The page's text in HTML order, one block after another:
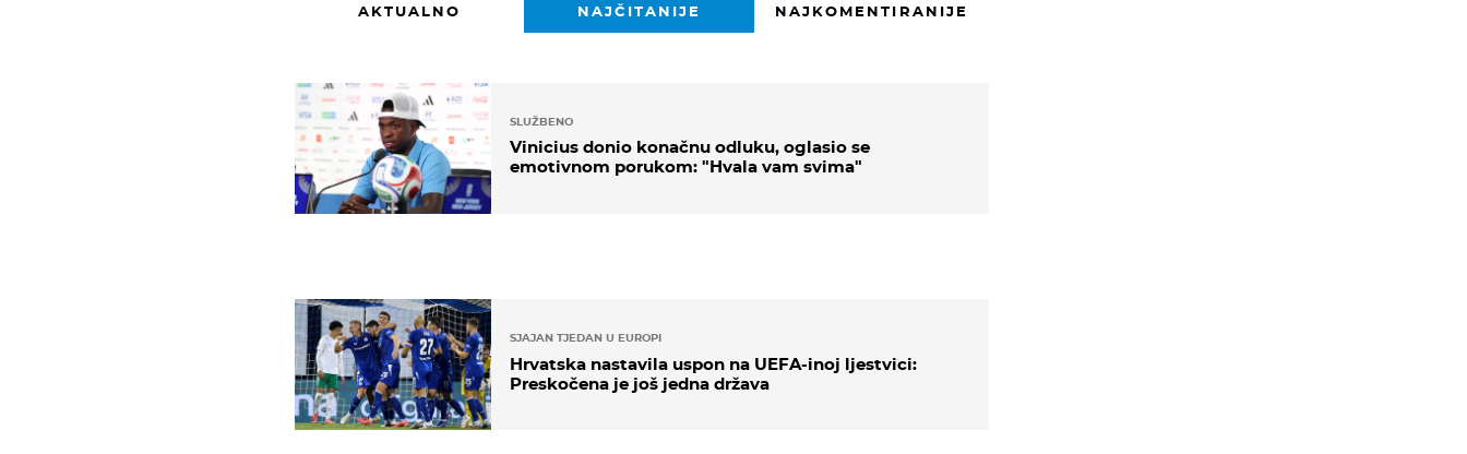
AKTUALNO NAJČITANIJE NAJKOMENTIRANIJE
SLUŽBENO
Vinicius donio konačnu odluku, oglasio se
emotivnom porukom: "Hvala vam svima"
SJAJAN TJEDAN U EUROPI
Hrvatska nastavila uspon na UEFA-inoj ljestvici:
Preskočena je još jedna država